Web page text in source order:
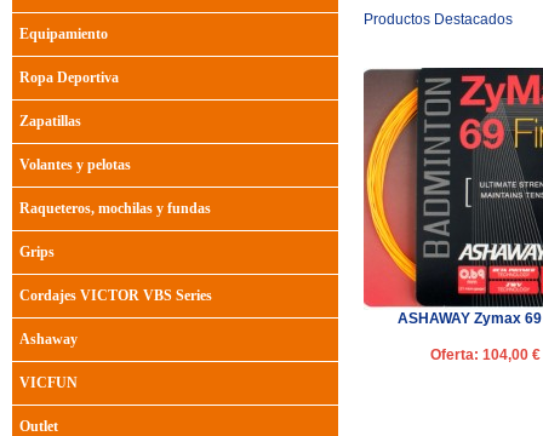
Productos Destacados
ASHAWAY Zymax
Oferta: 104,00 €
Equipamiento
Ropa Deportiva
Zapatillas
Volantes y pelotas
Raqueteros, mochilas y fundas
Grips
Cordajes VICTOR VBS Series
Ashaway
VICFUN
Outlet